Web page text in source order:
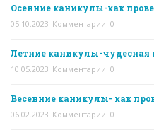
Осенние каникулы-как
05.10.2023 Комментарии: 0
Летние каникулы-чудесная
10.05.2023 Комментарии: 0
Весенние каникулы- как
06.02.2023 Комментарии: 0